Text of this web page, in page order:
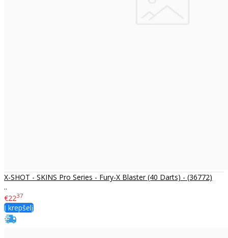
X-SHOT - SKINS Pro Series - Fury-X Blaster (40 Darts) - (36772)
..
€2237
Į krepšelį